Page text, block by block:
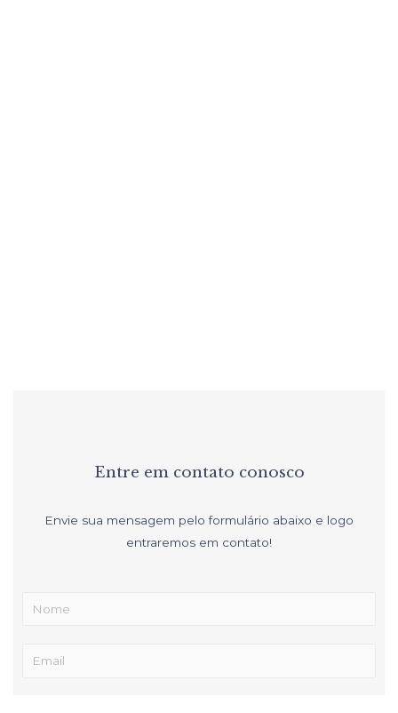
Entre em contato conosco
Envie sua mensagem pelo formulário abaixo e logo
entraremos em contato!